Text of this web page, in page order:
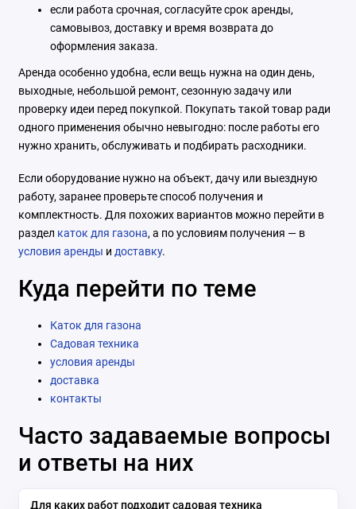
если работа срочная, согласуйте срок аренды,
самовывоз, доставку и время возврата до
оформления заказа.
Аренда особенно удобна, если вещь нужна на один день,
выходные, небольшой ремонт, сезонную задачу или
проверку идеи перед покупкой. Покупать такой товар ради
одного применения обычно невыгодно: после работы его
нужно хранить, обслуживать и подбирать расходники.
Если оборудование нужно на объект, дачу или выездную
работу, заранее проверьте способ получения и
комплектность. Для похожих вариантов можно перейти в
раздел каток для газона, а по условиям получения — в
условия аренды и доставку.
Куда перейти по теме
Каток для газона
Садовая техника
условия аренды
доставка
контакты
Часто задаваемые вопросы
и ответы на них
Для каких работ подходит садовая техника